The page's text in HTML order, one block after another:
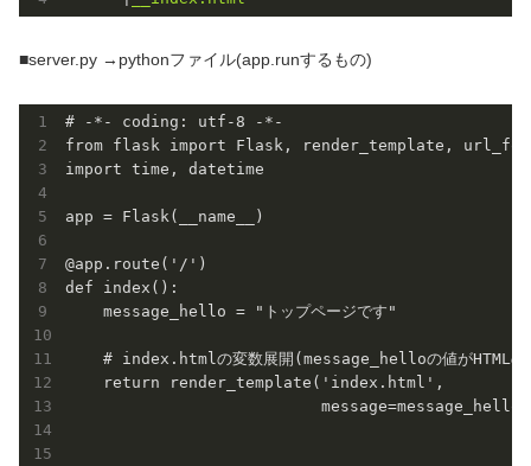
■server.py →pythonファイル(app.runするもの)
# -*- coding: utf-8 -*-
from flask import Flask, render_template,
import time, datetime
app = Flask(__name__)
@app.route('/')
def index():
    message_hello = "トップページです"
# index.htmlの変数展開(message_helloの値がHTMLの
    return render_template('index.html',
                           message=message_hello)